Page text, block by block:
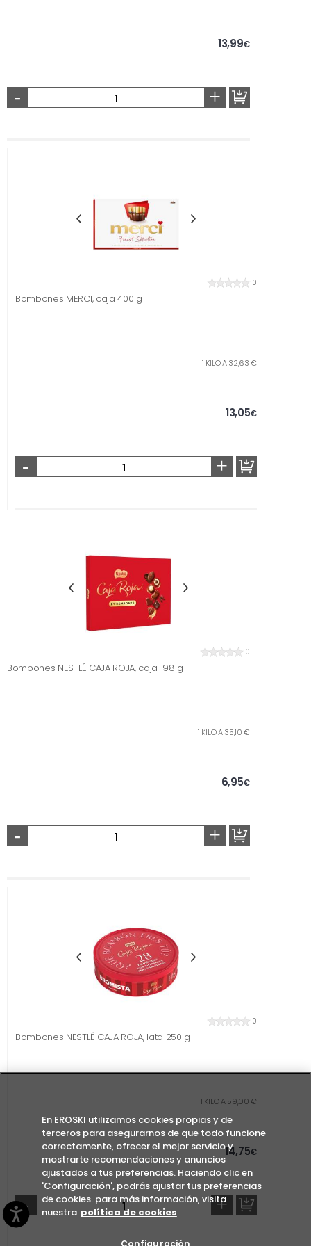
13,99€
- +
0
Bombones MERCI, caja 400 g
1 KILO A 32,63 €
13,05€
- +
0
Bombones NESTLÉ CAJA ROJA, caja 198 g
1 KILO A 35,10 €
6,95€
- +
0
Bombones NESTLÉ CAJA ROJA, lata 250 g
1 KILO A 59,00 €
14,75€
- +
En EROSKI utilizamos cookies propias y de
terceros para asegurarnos de que todo funcione
correctamente, ofrecer el mejor servicio y
mostrarte recomendaciones y anuncios
ajustados a tus preferencias. Haciendo clic en
'Configuración', podrás ajustar tus preferencias
de cookies. para más información, visita
nuestra política de cookies
Configuración